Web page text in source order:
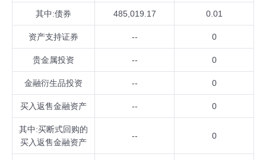
其中:债券 485,019.17 0.01
资产支持证券 -- 0
贵金属投资 -- 0
金融衍生品投资 -- 0
买入返售金融资产 -- 0
其中:买断式回购的
买入返售金融资产
-- 0